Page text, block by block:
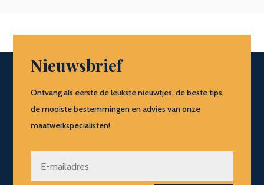
Nieuwsbrief
Ontvang als eerste de leukste nieuwtjes, de beste tips,
de mooiste bestemmingen en advies van onze
maatwerkspecialisten!